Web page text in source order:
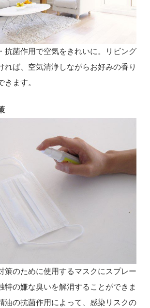
抗菌作用で空気をきれいに。リビング
れば、空気清浄しながらお好みの香り
きます。
策のために使用するマスクにスプレー
特の嫌な臭いを解消することができま
油の抗菌作用によって、感染リスクの